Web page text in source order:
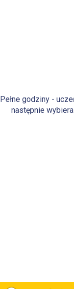
Pełne godziny -
następnie